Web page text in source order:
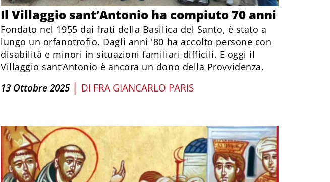
Il Villaggio sant’Antonio ha compiuto 70 anni
Fondato nel 1955 dai frati della Basilica del Santo, è stato a
lungo un orfanotrofio. Dagli anni '80 ha accolto persone con
disabilità e minori in situazioni familiari difficili. E oggi il
Villaggio sant’Antonio è ancora un dono della Provvidenza.
13 Ottobre 2025 | DI FRA GIANCARLO PARIS